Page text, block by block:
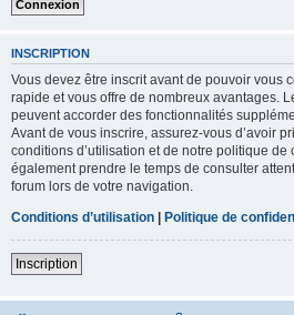
INSCRIPTION
Vous devez être inscrit avant de pouvoir vous
rapide et vous offre de nombreux avantages.
peuvent accorder des fonctionnalités
Avant de vous inscrire, assurez-vous d’avoir
conditions d’utilisation et de notre politique de
également prendre le temps de consulter
forum lors de votre navigation.
Conditions d’utilisation | Politique de
Inscription